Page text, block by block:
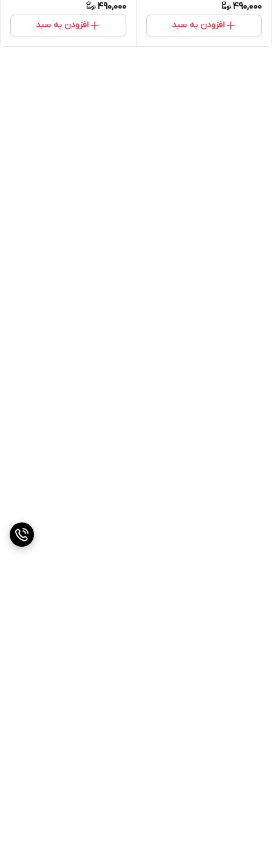
490,000
افزودن به سبد
490,000
افزودن به سبد